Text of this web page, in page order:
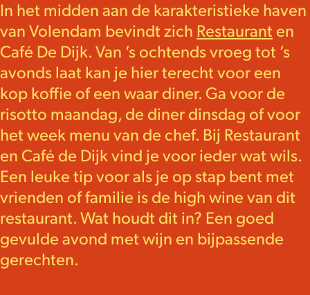
In het midden aan de karakteristieke haven
van Volendam bevindt zich Restaurant en
Café De Dijk. Van ’s ochtends vroeg tot ’s
avonds laat kan je hier terecht voor een
kop koffie of een waar diner. Ga voor de
risotto maandag, de diner dinsdag of voor
het week menu van de chef. Bij Restaurant
en Café de Dijk vind je voor ieder wat wils.
Een leuke tip voor als je op stap bent met
vrienden of familie is de high wine van dit
restaurant. Wat houdt dit in? Een goed
gevulde avond met wijn en bijpassende
gerechten.